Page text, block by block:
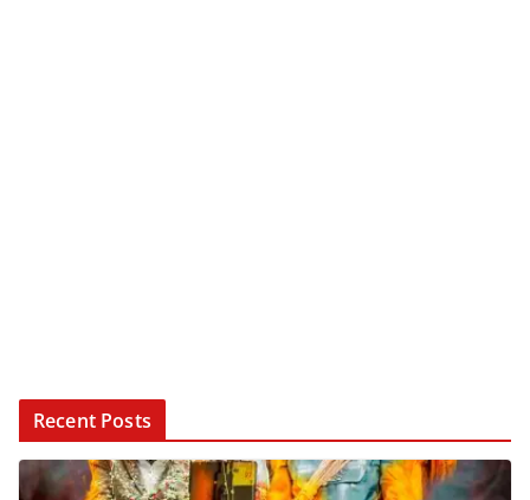
Recent Posts